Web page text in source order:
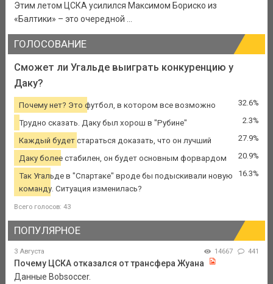
Этим летом ЦСКА усилился Максимом Бориско из
«Балтики» – это очередной ...
ГОЛОСОВАНИЕ
Сможет ли Угальде выиграть конкуренцию у
Даку?
Почему нет? Это футбол, в котором все возможно 32.6%
Трудно сказать. Даку был хорош в "Рубине" 2.3%
Каждый будет стараться доказать, что он лучший 27.9%
Даку более стабилен, он будет основным форвардом 20.9%
Так Угальде в "Спартаке" вроде бы подыскивали новую
команду. Ситуация изменилась?
16.3%
Всего голосов: 43
ПОПУЛЯРНОЕ
3 Августа 14667 441
Почему ЦСКА отказался от трансфера Жуана
Данные Bobsoccer.